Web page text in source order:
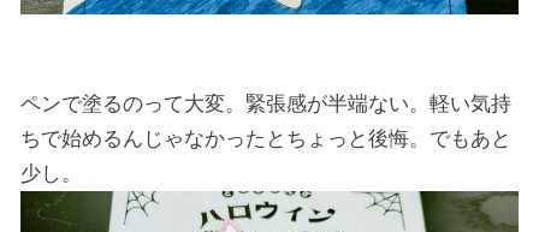
ペンで塗るのって大変。緊張感が半端ない。軽い気持
ちで始めるんじゃなかったとちょっと後悔。でもあと
少し。